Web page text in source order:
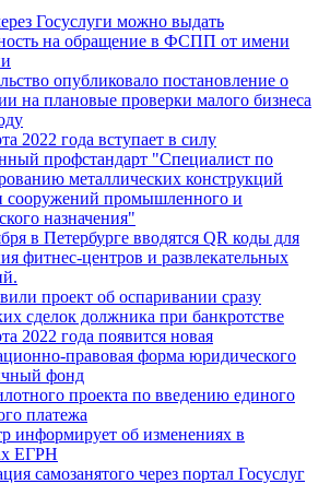
Госуслуги можно выдать
на обращение в ФСПП от имени
опубликовало постановление о
на плановые проверки малого бизнеса
2022 года вступает в силу
профстандарт "Специалист по
металлических конструкций
сооружений промышленного и
назначения"
в Петербурге вводятся QR коды для
фитнес-центров и развлекательных
проект об оспаривании сразу
сделок должника при банкротстве
2022 года появится новая
правовая форма юридического
фонд
проекта по введению единого
платежа
информирует об изменениях в
ЕГРН
самозанятого через портал Госуслуг